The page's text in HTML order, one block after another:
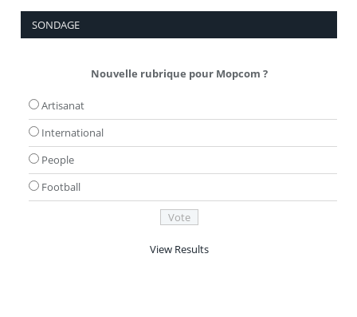
SONDAGE
Nouvelle rubrique pour Mopcom ?
Artisanat
International
People
Football
View Results